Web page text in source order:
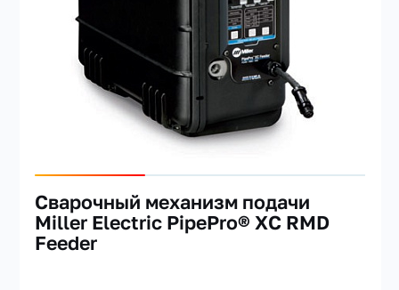
Сварочный механизм подачи
Miller Electric PipePro® XC RMD
Feeder